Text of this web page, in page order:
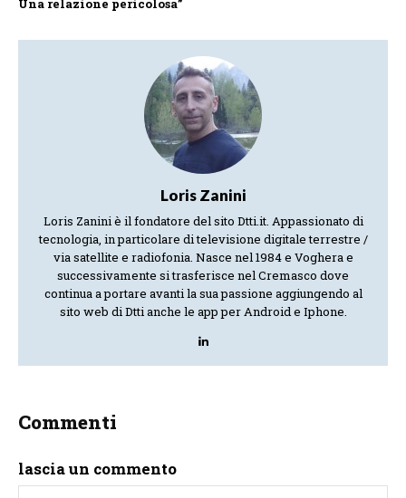
Una relazione pericolosa”
Loris Zanini
Loris Zanini è il fondatore del sito Dtti.it. Appassionato di
tecnologia, in particolare di televisione digitale terrestre /
via satellite e radiofonia. Nasce nel 1984 e Voghera e
successivamente si trasferisce nel Cremasco dove
continua a portare avanti la sua passione aggiungendo al
sito web di Dtti anche le app per Android e Iphone.
Commenti
lascia un commento